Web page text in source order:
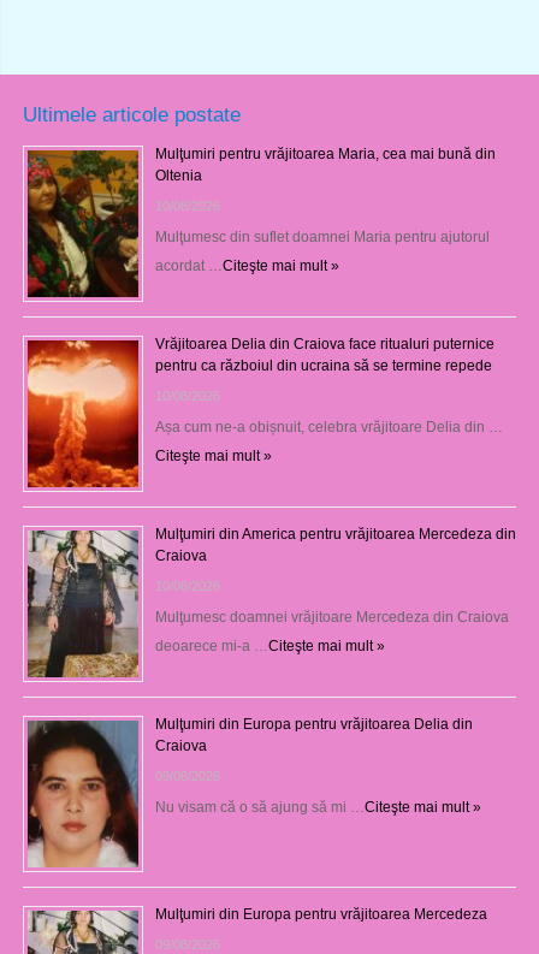
Ultimele articole postate
Mulţumiri pentru vrăjitoarea Maria, cea mai bună din
Oltenia
10/08/2026
Mulţumesc din suflet doamnei Maria pentru ajutorul
acordat …Citeşte mai mult »
Vrăjitoarea Delia din Craiova face ritualuri puternice
pentru ca războiul din ucraina să se termine repede
10/08/2026
Așa cum ne-a obișnuit, celebra vrăjitoare Delia din …
Citeşte mai mult »
Mulţumiri din America pentru vrăjitoarea Mercedeza din
Craiova
10/08/2026
Mulţumesc doamnei vrăjitoare Mercedeza din Craiova
deoarece mi-a …Citeşte mai mult »
Mulţumiri din Europa pentru vrăjitoarea Delia din
Craiova
09/08/2026
Nu visam că o să ajung să mi …Citeşte mai mult »
Mulţumiri din Europa pentru vrăjitoarea Mercedeza
09/08/2026